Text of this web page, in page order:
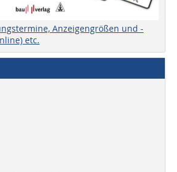
Anzeigengrößen und -
etc.